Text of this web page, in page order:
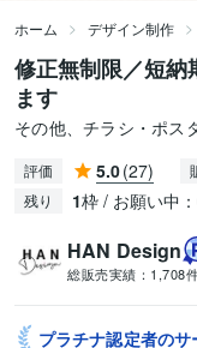
ホーム デザイン制作
修正無制限／短納
ます
その他、チラシ・ポス
評価 5.0(27)
残り 1枠 / お願い中：
HAN Design
総販売実績： 1,708
プラチナ認定者のサ